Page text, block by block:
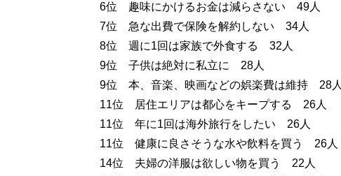
6位 趣味にかけるお金は減らさない 49人
7位 急な出費で保険を解約しない 34人
8位 週に1回は家族で外食する 32人
9位 子供は絶対に私立に 28人
9位 本、音楽、映画などの娯楽費は維持 28人
11位 居住エリアは都心をキープする 26人
11位 年に1回は海外旅行をしたい 26人
11位 健康に良さそうな水や飲料を買う 26人
14位 夫婦の洋服は欲しい物を買う 22人